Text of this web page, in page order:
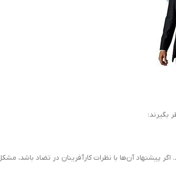
بگیرند:
پیشنهاد آن‌ها با نظرات کارآفرینان در تضاد باشد،